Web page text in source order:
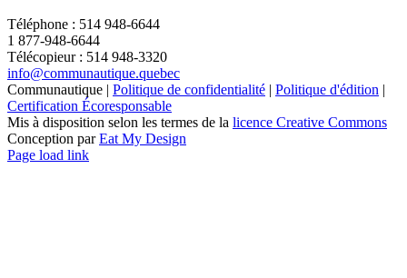
Téléphone : 514 948-6644
1 877-948-6644
Télécopieur : 514 948-3320
info@communautique.quebec
Communautique | Politique de confidentialité | Politique d'édition |
Certification Écoresponsable
Mis à disposition selon les termes de la licence Creative Commons
Conception parEat My Design
Facebook
YouTube
LinkedIn
Email
Page load link